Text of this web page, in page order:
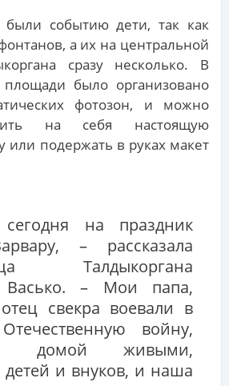
событию дети, так как
а их на центральной
сразу несколько. В
площади было организовано
фотозон, и можно
на себя настоящую
или подержать в руках макет
на праздник
– рассказала
Талдыкоргана
– Мои папа,
свекра воевали в
войну,
домой живыми,
детей и внуков, и наша